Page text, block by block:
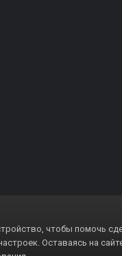
чтобы помочь
Оставаясь на